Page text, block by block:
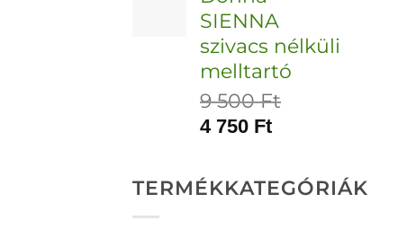
SIENNA
szivacs nélküli
melltartó
9 500Ft
4 750 Ft
TERMÉKKATEGÓRIÁK